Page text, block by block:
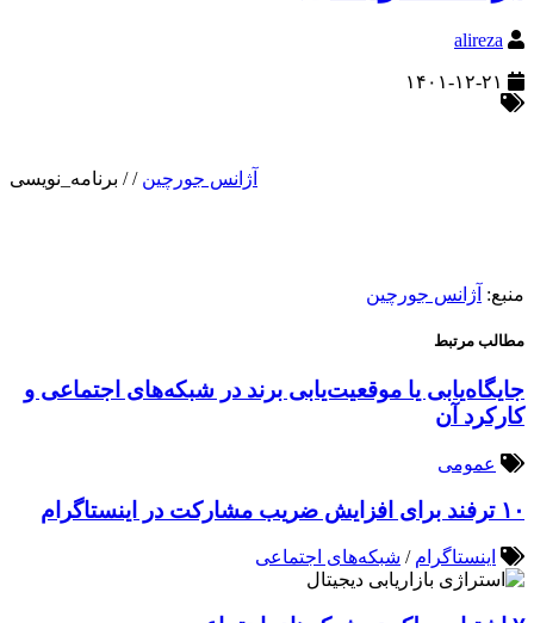
alireza
آژانس جورچین /
/ برنامه_نویسی
منبع: آژانس جورچین
مطالب مرتبط
جایگاه‌یابی یا موقعیت‌یابی برند در شبکه‌های اجتماعی و
کارکرد آن
عمومی
۱۰ ترفند برای افزایش ضریب مشارکت در اینستاگرام
اینستاگرام / شبکه‌های اجتماعی